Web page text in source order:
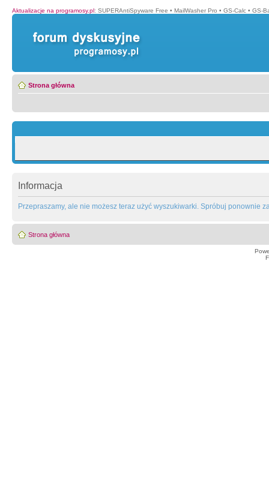
Aktualizacje na programosy.pl: SUPERAntiSpyware Free • MailWasher Pro • GS-Calc • GS-
Strona główna
Informacja
Przepraszamy, ale nie możesz teraz użyć wyszukiwarki. Spróbuj ponownie
Strona główna